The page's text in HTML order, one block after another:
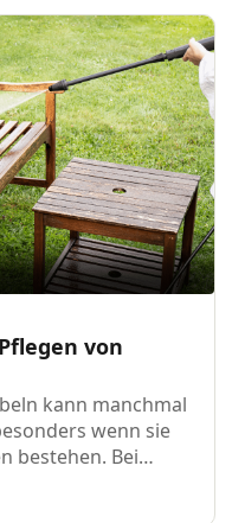
von
kann manchmal
wenn sie
bestehen. Bei
möchten wir dir
in …